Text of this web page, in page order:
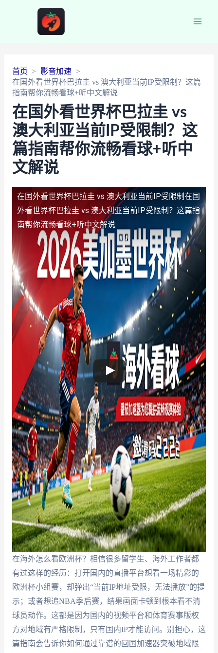
首页
影音加速
在国外看世界杯巴拉圭 vs 澳大利亚当前IP受限制？这篇
指南帮你流畅看球+听中文解说
在国外看世界杯巴拉圭 vs
澳大利亚当前IP受限制？这
篇指南帮你流畅看球+听中
文解说
在国外看世界杯巴拉圭 vs 澳大利亚当前IP受限制 在国
外看世界杯巴拉圭 vs 澳大利亚当前IP受限制？这篇指
南帮你流畅看球+听中文解说
在海外怎么看欧洲杯？相信很多留学生、海外工作者都
有过这样的经历：打开国内的直播平台想看一场精彩的
欧洲杯小组赛，却弹出“当前IP地址受限，无法播放”的提
示；或者想追NBA季后赛，结果画面卡顿到根本看不清
球员动作。这都是因为国内的视频平台和体育赛事版权
方对地域有严格限制，只有国内IP才能访问。别担心，这
篇指南会告诉你如何通过靠谱的回国加速器突破地域限